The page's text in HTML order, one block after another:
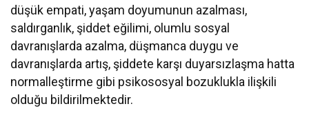
düşük empati, yaşam doyumunun azalması,
saldırganlık, şiddet eğilimi, olumlu sosyal
davranışlarda azalma, düşmanca duygu ve
davranışlarda artış, şiddete karşı duyarsızlaşma hatta
normalleştirme gibi psikososyal bozuklukla ilişkili
olduğu bildirilmektedir.